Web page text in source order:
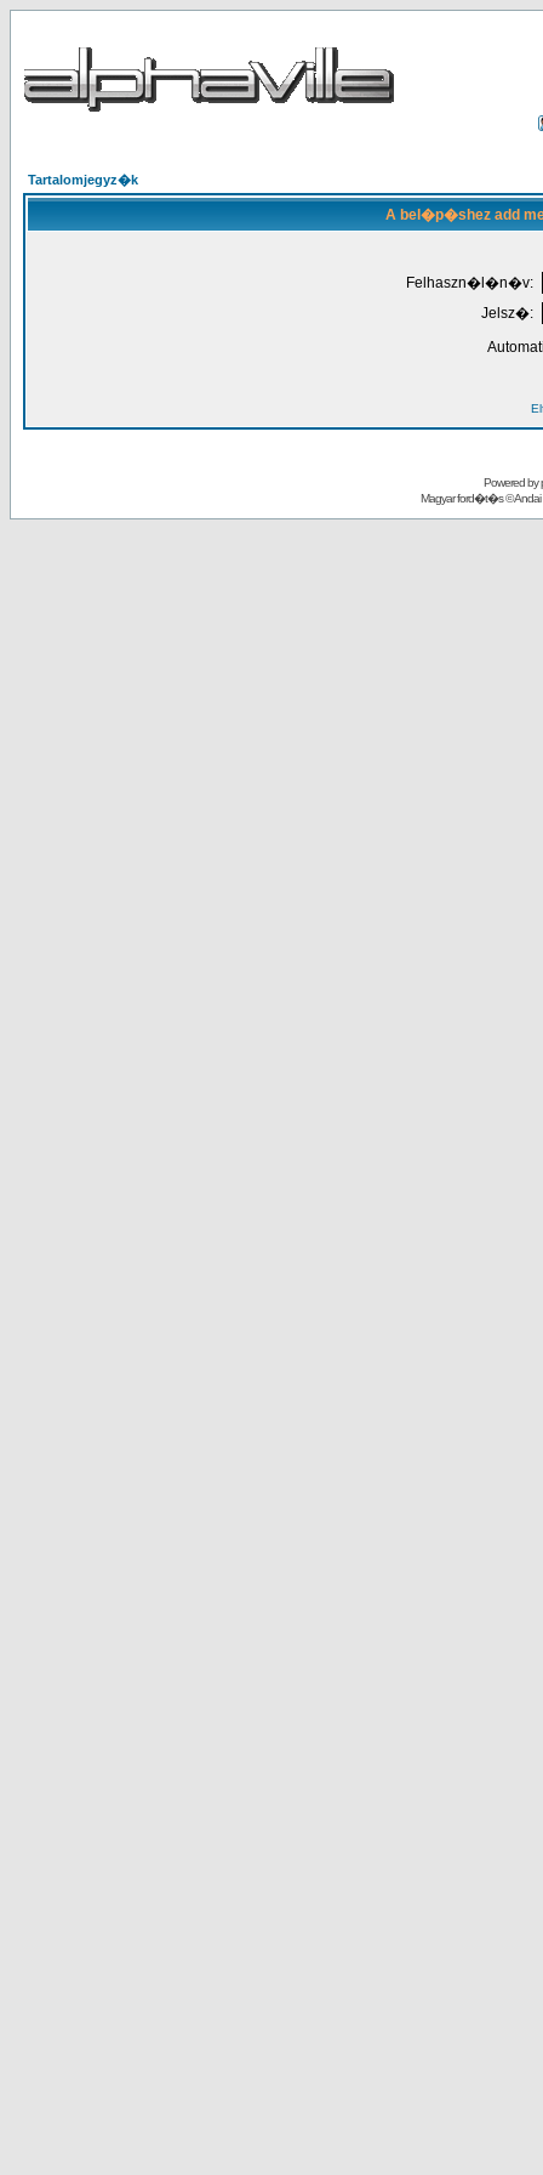
Tartalomjegyz�k
A bel�p�shez add
Felhaszn�l�n�v:
Jelsz�:
Powered by
Magyar ford�t�s ©Andai